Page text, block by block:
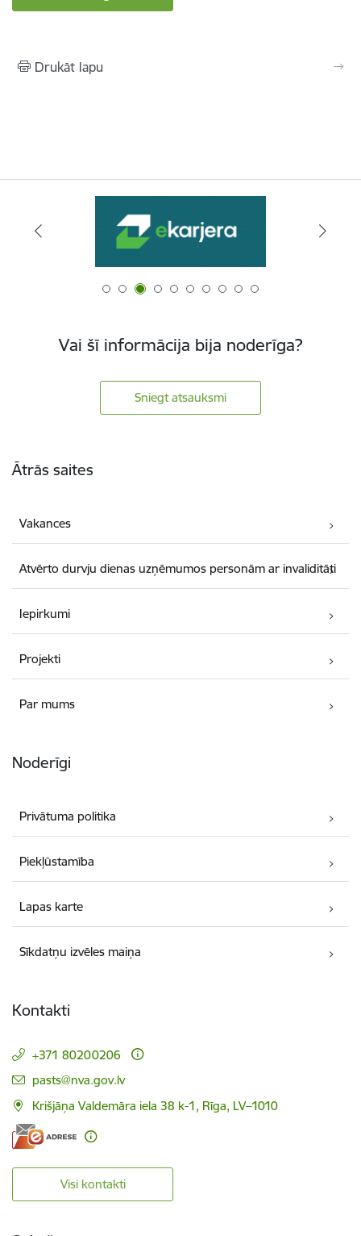
Drukāt lapu
Vai šī informācija bija noderīga?
Sniegt atsauksmi
Ātrās saites
Vakances
Atvērto durvju dienas uzņēmumos personām ar invaliditāti
Iepirkumi
Projekti
Par mums
Noderīgi
Privātuma politika
Piekļūstamība
Lapas karte
Sīkdatņu izvēles maiņa
Kontakti
+371 80200206
E-pasts:
pasts@nva.gov.lv
Krišjāņa Valdemāra iela 38 k-1, Rīga, LV–1010
Visi kontakti